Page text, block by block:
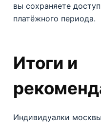
вы сохраняете
платёжного периода.
Итоги и
Индивидуалки